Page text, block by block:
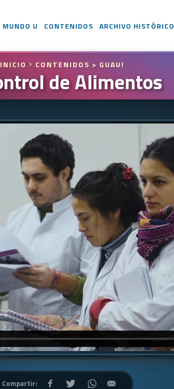
MUNDO U CONTENIDOS ARCHIVO HISTÓRICO
INICIO
CONTENIDOS > GUAU!
de Alimentos
Compartir: